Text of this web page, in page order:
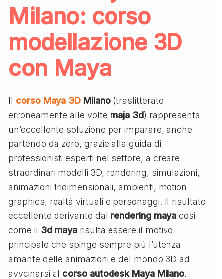
Milano: corso
modellazione 3D
con Maya
Il corso Maya 3D Milano (traslitterato
erroneamente alle volte maja 3d) rappresenta
un’eccellente soluzione per imparare, anche
partendo da zero, grazie alla guida di
professionisti esperti nel settore, a creare
straordinari modelli 3D, rendering, simulazioni,
animazioni tridimensionali, ambienti, motion
graphics, realtà virtuali e personaggi. Il risultato
eccellente derivante dal rendering mayacosi
come il 3d maya risulta essere il motivo
principale che spinge sempre più l’utenza
amante delle animazioni e del mondo 3D ad
avvcinarsi al corso autodesk Maya Milano.